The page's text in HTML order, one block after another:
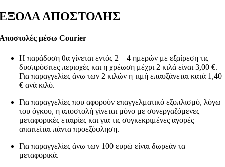
ΑΠΟΣΤΟΛΗΣ
μέσω Courier
Η παράδοση θα γίνεται εντός 2 – 4 ημερών με εξαίρεση τις
δυσπρόσιτες περιοχές και η χρέωση μέχρι 2 κιλά είναι 3,00 €.
Για παραγγελίες άνω των 2 κιλών η τιμή επαυξάνεται κατά 1,40
€ ανά κιλό.
Για παραγγελίες που αφορούν επαγγελματικό εξοπλισμό, λόγω
του όγκου, η αποστολή γίνεται μόνο με συνεργαζόμενες
μεταφορικές εταιρίες και για τις συγκεκριμένες αγορές
απαιτείται πάντα προεξόφληση.
Για παραγγελίες άνω των 100 ευρώ είναι δωρεάν τα
μεταφορικά.